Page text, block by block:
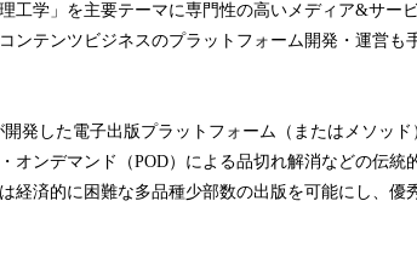
工学」を主要テーマに専門性の高いメディア&サー
ンテンツビジネスのプラットフォーム開発・運営も
開発した電子出版プラットフォーム（またはメソッ
オンデマンド（POD）による品切れ解消などの伝統
経済的に困難な多品種少部数の出版を可能にし、優